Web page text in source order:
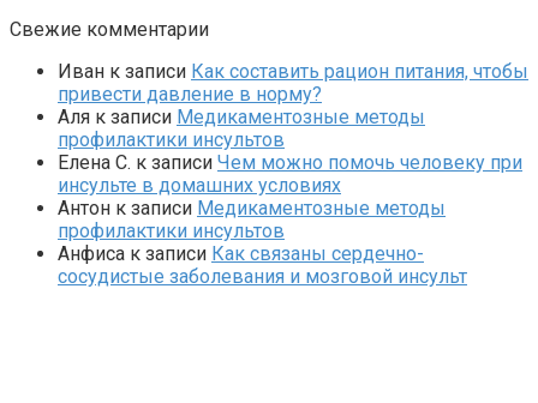
Свежие комментарии
Иван к записи Как составить рацион питания, чтобы
привести давление в норму?
Аля к записи Медикаментозные методы
профилактики инсультов
Елена С. к записи Чем можно помочь человеку при
инсульте в домашних условиях
Антон к записи Медикаментозные методы
профилактики инсультов
Анфиса к записи Как связаны сердечно-
сосудистые заболевания и мозговой инсульт